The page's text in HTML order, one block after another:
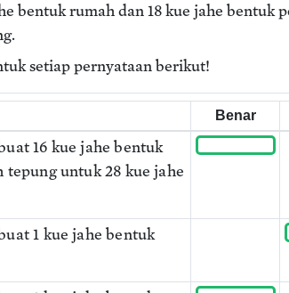
bentuk rumah dan 18 kue jahe bentuk
setiap pernyataan berikut!
Benar
16 kue jahe bentuk
tepung untuk 28 kue jahe
1 kue jahe bentuk